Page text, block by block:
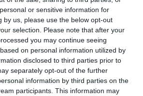
or sensitive information for
by us, please use the below opt-out
selection. Please note that after your
you may continue seeing
on personal information utilized by
disclosed to third parties prior to
separately opt-out of the further
information by third parties on the
participants. This information may
Ver producto
-15%